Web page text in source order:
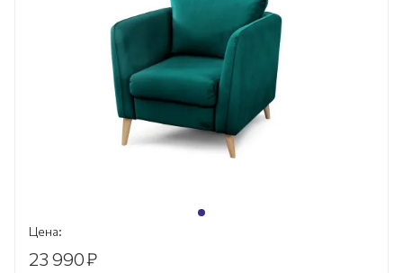
Цена:
23 990₽